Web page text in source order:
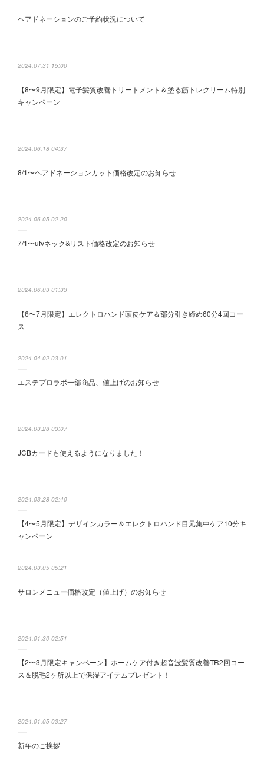
ヘアドネーションのご予約状況について
2024.07.31 15:00
【8〜9月限定】電子髪質改善トリートメント＆塗る筋トレクリーム特別
キャンペーン
2024.06.18 04:37
8/1〜ヘアドネーションカット価格改定のお知らせ
2024.06.05 02:20
7/1〜ufvネック&リスト価格改定のお知らせ
2024.06.03 01:33
【6〜7月限定】エレクトロハンド頭皮ケア＆部分引き締め60分4回コー
ス
2024.04.02 03:01
エステプロラボ一部商品、値上げのお知らせ
2024.03.28 03:07
JCBカードも使えるようになりました！
2024.03.28 02:40
【4〜5月限定】デザインカラー＆エレクトロハンド目元集中ケア10分キ
ャンペーン
2024.03.05 05:21
サロンメニュー価格改定（値上げ）のお知らせ
2024.01.30 02:51
【2〜3月限定キャンペーン】ホームケア付き超音波髪質改善TR2回コー
ス＆脱毛2ヶ所以上で保湿アイテムプレゼント！
2024.01.05 03:27
新年のご挨拶